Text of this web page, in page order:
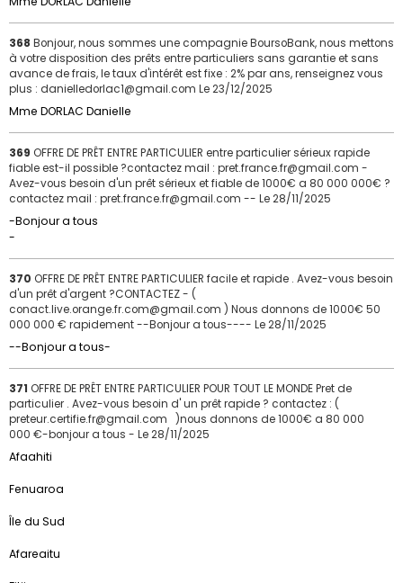
368 Bonjour, nous sommes une compagnie BoursoBank, nous mettons
à votre disposition des prêts entre particuliers sans garantie et sans
avance de frais, le taux d'intérêt est fixe : 2% par ans, renseignez vous
plus : danielledorlac1@gmail.com Le 23/12/2025
Mme DORLAC Danielle
369 OFFRE DE PRÊT ENTRE PARTICULIER entre particulier sérieux rapide
fiable est-il possible ?contactez mail : pret.france.fr@gmail.com -
Avez-vous besoin d'un prêt sérieux et fiable de 1000€ a 80 000 000€ ?
contactez mail : pret.france.fr@gmail.com -- Le 28/11/2025
-Bonjour a tous
-
370 OFFRE DE PRÊT ENTRE PARTICULIER facile et rapide . Avez-vous besoin
d'un prêt d'argent ?CONTACTEZ - (
conact.live.orange.fr.com@gmail.com ) Nous donnons de 1000€ 50
000 000 € rapidement --Bonjour a tous---- Le 28/11/2025
--Bonjour a tous-
371 OFFRE DE PRÊT ENTRE PARTICULIER POUR TOUT LE MONDE Pret de
particulier . Avez-vous besoin d' un prêt rapide ? contactez : (
preteur.certifie.fr@gmail.com )nous donnons de 1000€ a 80 000
000 €-bonjour a tous - Le 28/11/2025
Afaahiti
Fenuaroa
Île du Sud
Afareaitu